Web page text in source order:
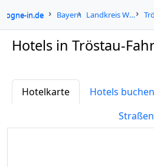
in.de Bayern Landkreis Wunsiedel im Fichtelgebirge
Hotels in Tröstau-
Hotelkarte
Hotels buchen